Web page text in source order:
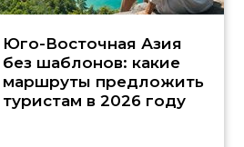
Юго-Восточная Азия
без шаблонов: какие
маршруты предложить
туристам в 2026 году